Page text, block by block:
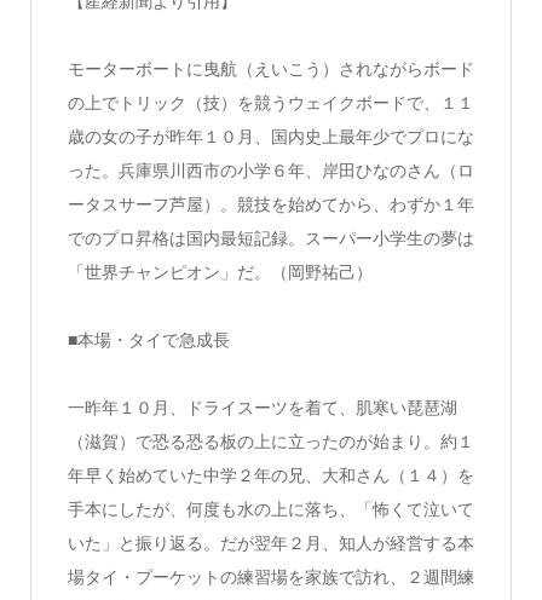
モーターボートに曳航（えいこう）されながらボード
の上でトリック（技）を競うウェイクボードで、１１
歳の女の子が昨年１０月、国内史上最年少でプロにな
った。兵庫県川西市の小学６年、岸田ひなのさん（ロ
ータスサーフ芦屋）。競技を始めてから、わずか１年
でのプロ昇格は国内最短記録。スーパー小学生の夢は
「世界チャンピオン」だ。（岡野祐己）
■本場・タイで急成長
一昨年１０月、ドライスーツを着て、肌寒い琵琶湖
（滋賀）で恐る恐る板の上に立ったのが始まり。約１
年早く始めていた中学２年の兄、大和さん（１４）を
手本にしたが、何度も水の上に落ち、「怖くて泣いて
いた」と振り返る。だが翌年２月、知人が経営する本
場タイ・プーケットの練習場を家族で訪れ、２週間練